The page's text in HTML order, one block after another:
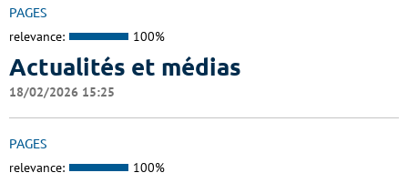
PAGES
relevance: 100%
Actualités et médias
18/02/2026 15:25
PAGES
relevance: 100%